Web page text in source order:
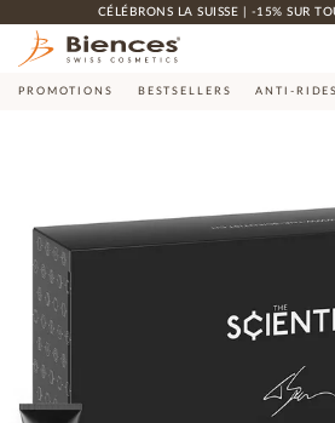
CÉLÉBRONS LA SUISSE | -15% SUR
PROMOTIONS BESTSELLERS ANTI-RIDES